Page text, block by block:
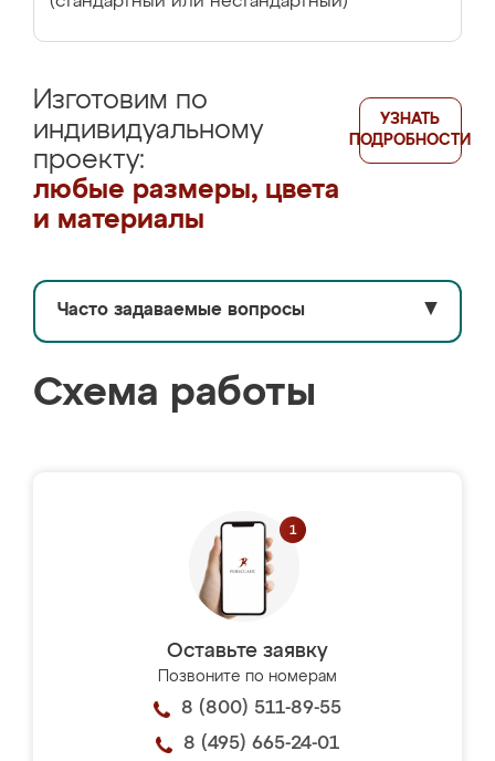
Изготовим по
индивидуальному
проекту:
любые размеры, цвета
и материалы
УЗНАТЬ
ПОДРОБНОСТИ
Часто задаваемые вопросы ▼
Схема работы
Оставьте заявку
Позвоните по номерам
8 (800) 511-89-55
8 (495) 665-24-01